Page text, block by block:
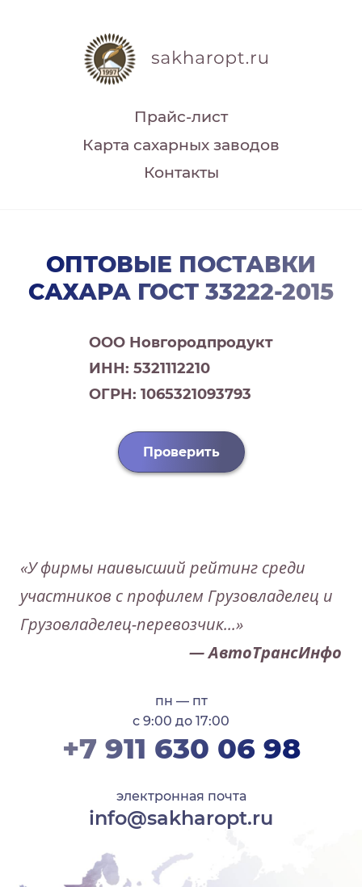
Прайс-лист
Карта сахарных заводов
Контакты
ОПТОВЫЕ ПОСТАВКИ
САХАРА ГОСТ 33222-2015
ООО Новгородпродукт
ИНН: 5321112210
ОГРН: 1065321093793
Проверить
«У фирмы наивысший рейтинг среди
участников с профилем Грузовладелец и
Грузовладелец-перевозчик...»
— АвтоТрансИнфо
пн — пт
с 9:00 до 17:00
+7 911 630 06 98
электронная почта
info@sakharopt.ru